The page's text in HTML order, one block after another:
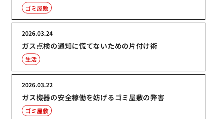
ゴミ屋敷
ガス点検の通知に慌てないための片付け術
2026.03.24
生活
ガス機器の安全稼働を妨げるゴミ屋敷の弊害
2026.03.22
ゴミ屋敷